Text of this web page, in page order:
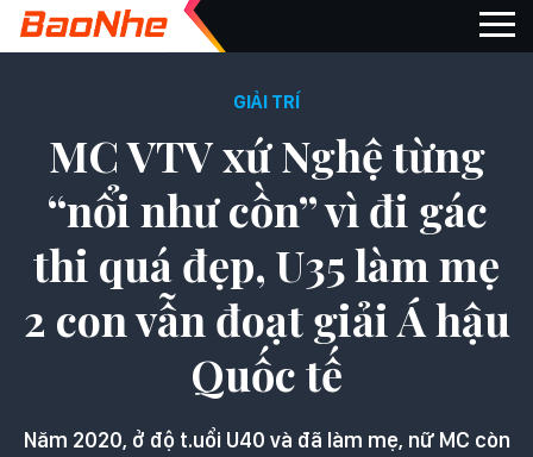
GIẢI TRÍ
MC VTV xứ Nghệ từng
“nổi như cồn” vì đi gác
thi quá đẹp, U35 làm mẹ
2 con vẫn đoạt giải Á hậu
Quốc tế
Năm 2020, ở độ t.uổi U40 và đã làm mẹ, nữ MC còn